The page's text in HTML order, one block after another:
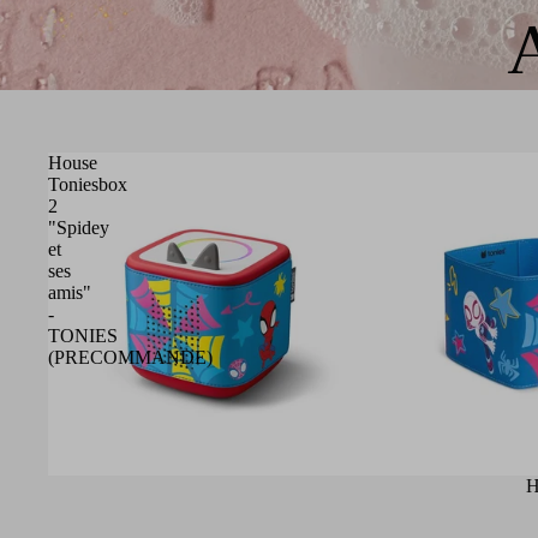
House
Toniesbox
2
"Spidey
et
ses
amis"
-
TONIES
(PRECOMMANDE)